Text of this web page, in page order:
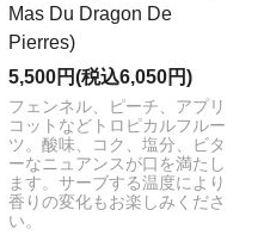
Mas Du Dragon De
Pierres)
5,500円(税込6,050円)
フェンネル、ピーチ、アプリ
コットなどトロピカルフルー
ツ。酸味、コク、塩分、ビタ
ーなニュアンスが口を満たし
ます。サーブする温度により
香りの変化もお楽しみくださ
い。